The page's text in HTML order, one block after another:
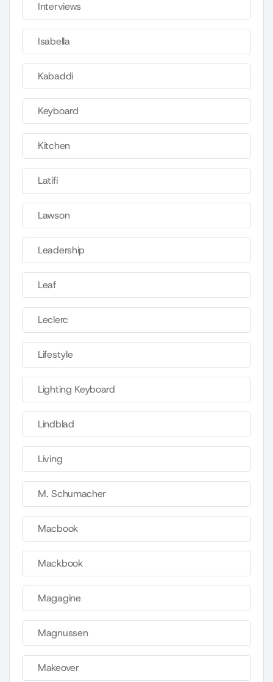
Interviews
Isabella
Kabaddi
Keyboard
Kitchen
Latifi
Lawson
Leadership
Leaf
Leclerc
Lifestyle
Lighting Keyboard
Lindblad
Living
M. Schumacher
Macbook
Mackbook
Magagine
Magnussen
Makeover